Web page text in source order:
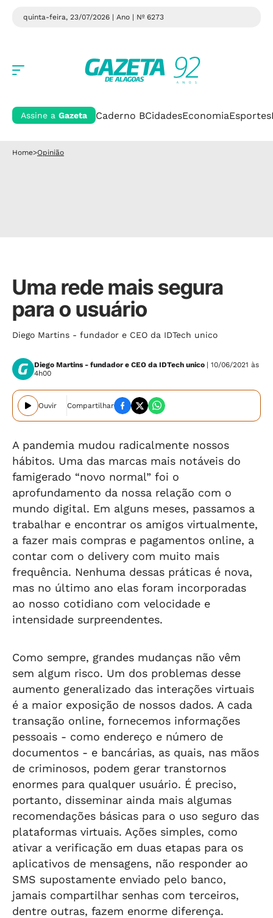
quinta-feira, 23/07/2026 | Ano | Nº 6273
Assine a Gazeta Caderno BCidadesEconomiaEsportes
Home>Opinião
Uma rede mais segura
para o usuário
Diego Martins - fundador e CEO da IDTech unico
Diego Martins - fundador e CEO da IDTech unico | 10/06/2021 às
4h00
Ouvir Compartilhar
A pandemia mudou radicalmente nossos
hábitos. Uma das marcas mais notáveis do
famigerado “novo normal” foi o
aprofundamento da nossa relação com o
mundo digital. Em alguns meses, passamos a
trabalhar e encontrar os amigos virtualmente,
a fazer mais compras e pagamentos online, a
contar com o delivery com muito mais
frequência. Nenhuma dessas práticas é nova,
mas no último ano elas foram incorporadas
ao nosso cotidiano com velocidade e
intensidade surpreendentes.
Como sempre, grandes mudanças não vêm
sem algum risco. Um dos problemas desse
aumento generalizado das interações virtuais
é a maior exposição de nossos dados. A cada
transação online, fornecemos informações
pessoais - como endereço e número de
documentos - e bancárias, as quais, nas mãos
de criminosos, podem gerar transtornos
enormes para qualquer usuário. É preciso,
portanto, disseminar ainda mais algumas
recomendações básicas para o uso seguro das
plataformas virtuais. Ações simples, como
ativar a verificação em duas etapas para os
aplicativos de mensagens, não responder ao
SMS supostamente enviado pelo banco,
jamais compartilhar senhas com terceiros,
dentre outras, fazem enorme diferença.